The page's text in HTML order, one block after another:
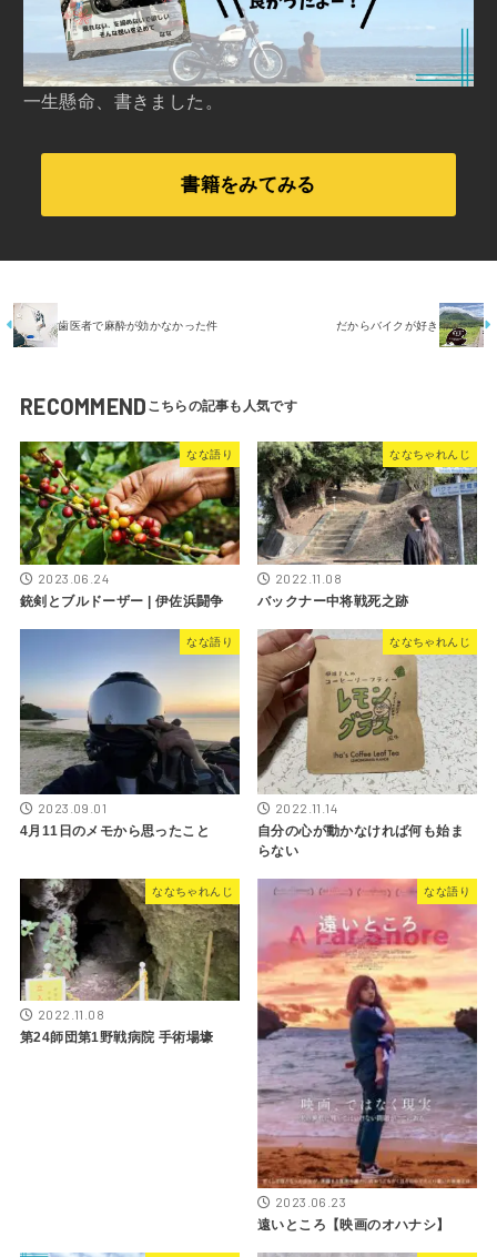
一生懸命、書きました。
書籍をみてみる
歯医者で麻酔が効かなかった件 だからバイクが好き
RECOMMEND
なな語り
2023.06.24
銃剣とブルドーザー | 伊佐浜闘争
ななちゃれんじ
2022.11.08
バックナー中将戦死之跡
なな語り
2023.09.01
4月11日のメモから思ったこと
ななちゃれんじ
2022.11.14
自分の心が動かなければ何も始ま
らない
ななちゃれんじ
2022.11.08
第24師団第1野戦病院 手術場壕
なな語り
2023.06.23
遠いところ【映画のオハナシ】